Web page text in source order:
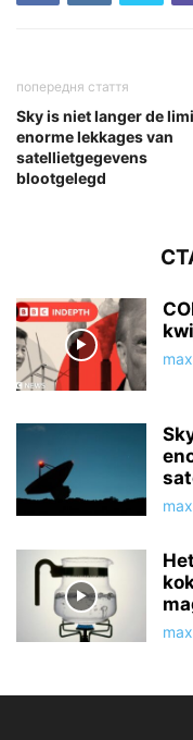
попередня стаття
Sky is niet langer de
enorme lekkages van
satellietgegevens
blootgelegd